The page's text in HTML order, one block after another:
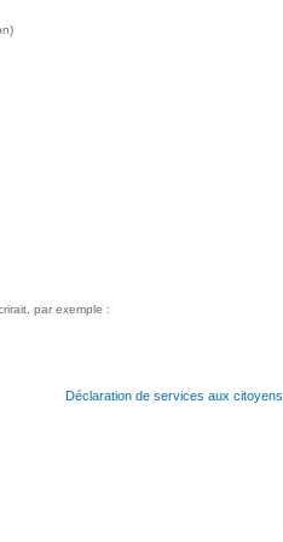
par exemple :
Déclaration de services aux citoyens